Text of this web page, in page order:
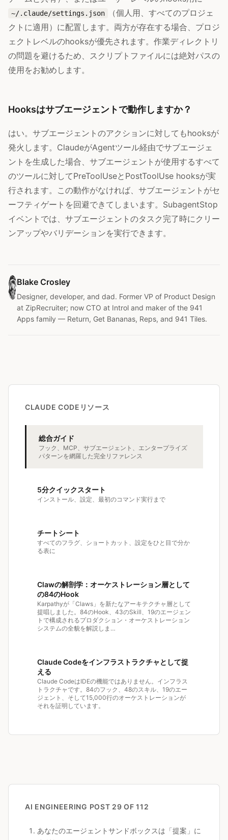
~/.claude/settings.json
（個人用、すべてのプロジェ
クトに適用）に配置します。両方が存在する場合、プロジ
ェクトレベルのhooksが優先されます。作業ディレクトリ
の問題を避けるため、スクリプトファイルには絶対パスの
使用をお勧めします。
Hooksはサブエージェントで動作しますか？
はい。サブエージェントのアクションに対してもhooksが
発火します。ClaudeがAgentツール経由でサブエージェ
ントを生成した場合、サブエージェントが使用するすべて
のツールに対してPreToolUseとPostToolUse hooksが実
行されます。この動作がなければ、サブエージェントがセ
ーフティゲートを回避できてしまいます。SubagentStop
イベントでは、サブエージェントのタスク完了時にクリー
ンアップやバリデーションを実行できます。
Blake Crosley
Designer, developer, and dad. Former VP of Product Design
at ZipRecruiter; now CTO at Introl and maker of the 941
Apps family — Return, Get Bananas, Reps, and 941 Tiles.
CLAUDE CODEリソース
総合ガイド
フック、MCP、サブエージェント、エンタープライズ
パターンを網羅した完全リファレンス
5分クイックスタート
インストール、設定、最初のコマンド実行まで
チートシート
すべてのフラグ、ショートカット、設定をひと目で分か
る表に
Clawの解剖学：オーケストレーション層として
の84のHook
Karpathyが「Claws」を新たなアーキテクチャ層として
提唱しました。84のHook、43のSkill、19のエージェン
トで構成されるプロダクション・オーケストレーション
システムの全貌を解説しま…
Claude Codeをインフラストラクチャとして捉
える
Claude CodeはIDEの機能ではありません。インフラス
トラクチャです。84のフック、48のスキル、19のエー
ジェント、そして15,000行のオーケストレーションが
それを証明しています。
AI ENGINEERING POST 29 OF 112
あなたのエージェントサンドボックスは「提案」に